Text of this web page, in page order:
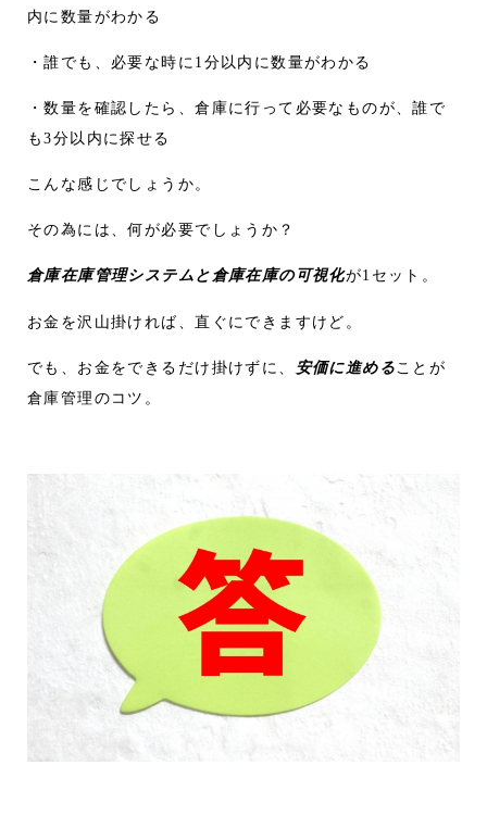
内に数量がわかる
・誰でも、必要な時に1分以内に数量がわかる
・数量を確認したら、倉庫に行って必要なものが、誰で
も3分以内に探せる
こんな感じでしょうか。
その為には、何が必要でしょうか？
倉庫在庫管理システムと倉庫在庫の可視化が1セット。
お金を沢山掛ければ、直ぐにできますけど。
でも、お金をできるだけ掛けずに、 安価に進めることが
倉庫管理のコツ。